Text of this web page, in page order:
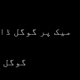
میک پر گوگل
گوگل